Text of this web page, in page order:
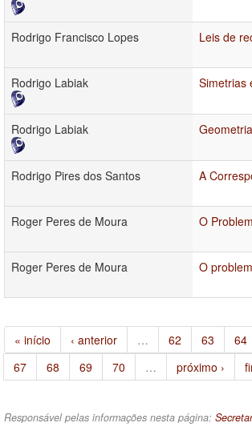
Rodrigo Francisco Lopes Leis de
Rodrigo Labiak Simetrias
Rodrigo Labiak
Rodrigo Pires dos Santos A
Roger Peres de Moura O
Roger Peres de Moura O
« início ‹ anterior … 62 63 64
67
68 69 70 … próximo ›
Responsável pelas informações nesta página: